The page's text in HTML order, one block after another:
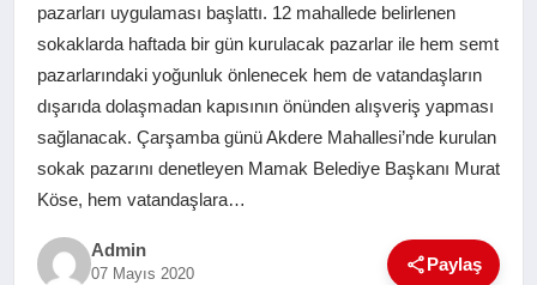
EKONOMI
SAĞLIK
EĞITIM
YAŞAM
pazarları uygulaması başlattı. 12 mahallede belirlenen
sokaklarda haftada bir gün kurulacak pazarlar ile hem semt
pazarlarındaki yoğunluk önlenecek hem de vatandaşların
dışarıda dolaşmadan kapısının önünden alışveriş yapması
sağlanacak. Çarşamba günü Akdere Mahallesi’nde kurulan
sokak pazarını denetleyen Mamak Belediye Başkanı Murat
Köse, hem vatandaşlara…
Admin
07 Mayıs 2020 Paylaş